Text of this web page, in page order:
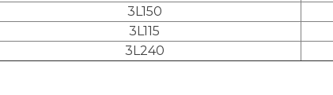
3L150
3L115
3L240